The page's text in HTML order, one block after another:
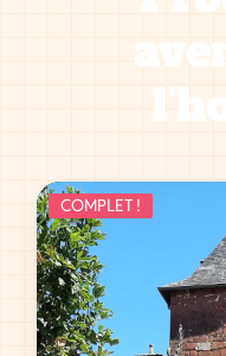
COMPLET !